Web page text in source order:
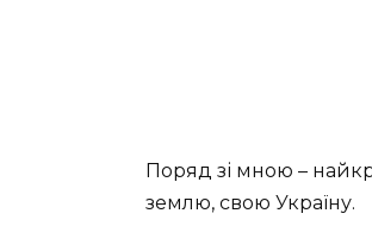
Поряд зі мною –
землю, свою Україну.